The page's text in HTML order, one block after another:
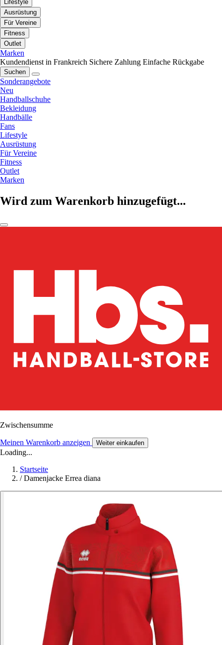
Lifestyle
Ausrüstung
Für Vereine
Fitness
Outlet
Marken
Kundendienst in Frankreich Sichere Zahlung Einfache Rückgabe
Suchen
Sonderangebote
Neu
Handballschuhe
Bekleidung
Handbälle
Fans
Lifestyle
Ausrüstung
Für Vereine
Fitness
Outlet
Marken
Wird zum Warenkorb hinzugefügt...
Zwischensumme
Meinen Warenkorb anzeigen Weiter einkaufen
Loading...
Startseite
/ Damenjacke Errea diana